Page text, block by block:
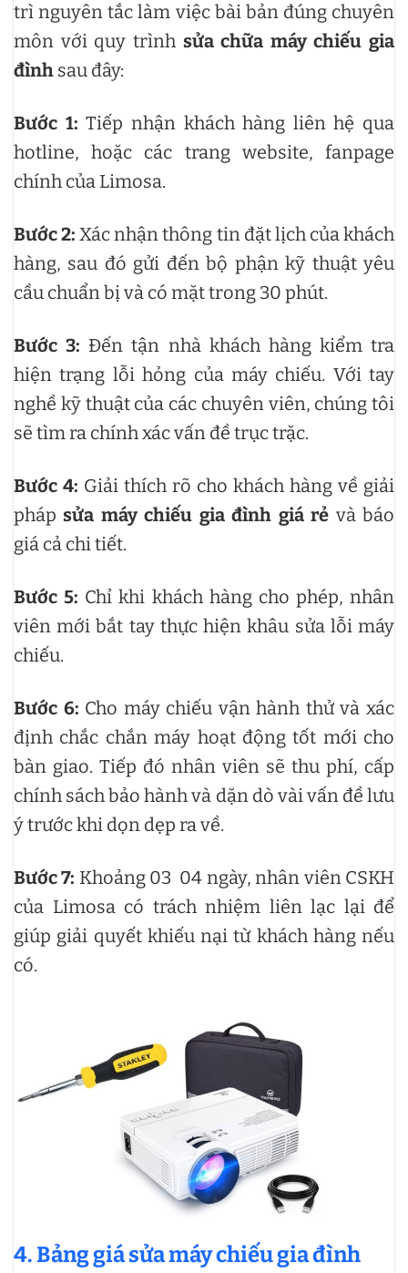
trì nguyên tắc làm việc bài bản đúng chuyên
môn với quy trình sửa chữa máy chiếu gia
đình sau đây:
Bước 1: Tiếp nhận khách hàng liên hệ qua
hotline, hoặc các trang website, fanpage
chính của Limosa.
Bước 2: Xác nhận thông tin đặt lịch của khách
hàng, sau đó gửi đến bộ phận kỹ thuật yêu
cầu chuẩn bị và có mặt trong 30 phút.
Bước 3: Đến tận nhà khách hàng kiểm tra
hiện trạng lỗi hỏng của máy chiếu. Với tay
nghề kỹ thuật của các chuyên viên, chúng tôi
sẽ tìm ra chính xác vấn đề trục trặc.
Bước 4: Giải thích rõ cho khách hàng về giải
phápsửa máy chiếu gia đình giá rẻ và báo
giá cả chi tiết.
Bước 5: Chỉ khi khách hàng cho phép, nhân
viên mới bắt tay thực hiện khâu sửa lỗi máy
chiếu.
Bước 6: Cho máy chiếu vận hành thử và xác
định chắc chắn máy hoạt động tốt mới cho
bàn giao. Tiếp đó nhân viên sẽ thu phí, cấp
chính sách bảo hành và dặn dò vài vấn đề lưu
ý trước khi dọn dẹp ra về.
Bước 7: Khoảng 03 04 ngày, nhân viên CSKH
của Limosa có trách nhiệm liên lạc lại để
giúp giải quyết khiếu nại từ khách hàng nếu
có.
4. Bảng giá sửa máy chiếu gia đình